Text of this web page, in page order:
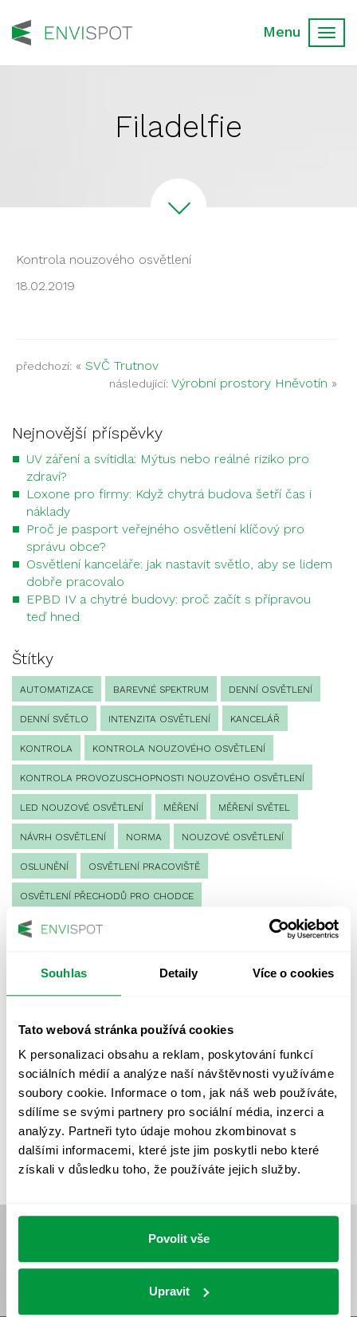
Souhlas Detaily Více o cookies
Tato webová stránka používá cookies
K personalizaci obsahu a reklam, poskytování funkcí
sociálních médií a analýze naší návštěvnosti využíváme
soubory cookie. Informace o tom, jak náš web používáte,
sdílíme se svými partnery pro sociální média, inzerci a
analýzy. Partneři tyto údaje mohou zkombinovat s
dalšími informacemi, které jste jim poskytli nebo které
získali v důsledku toho, že používáte jejich služby.
Povolit vše
Upravit
Filadelfie
Kontrola nouzového osvětlení
18.02.2019
předchozí: « SVČ Trutnov
následující: Výrobní prostory Hněvotín »
Nejnovější příspěvky
UV záření a svítidla: Mýtus nebo reálné riziko pro
zdraví?
Loxone pro firmy: Když chytrá budova šetří čas i
náklady
Proč je pasport veřejného osvětlení klíčový pro
správu obce?
Osvětlení kanceláře: jak nastavit světlo, aby se lidem
dobře pracovalo
EPBD IV a chytré budovy: proč začít s přípravou
teď hned
Štítky
AUTOMATIZACE BAREVNÉ SPEKTRUM DENNÍ OSVĚTLENÍ
DENNÍ SVĚTLO INTENZITA OSVĚTLENÍ KANCELÁŘ
KONTROLA KONTROLA NOUZOVÉHO OSVĚTLENÍ
KONTROLA PROVOZUSCHOPNOSTI NOUZOVÉHO OSVĚTLENÍ
LED NOUZOVÉ OSVĚTLENÍ MĚŘENÍ MĚŘENÍ SVĚTEL
NÁVRH OSVĚTLENÍ NORMA NOUZOVÉ OSVĚTLENÍ
OSLUNĚNÍ OSVĚTLENÍ PRACOVIŠTĚ
OSVĚTLENÍ PŘECHODŮ PRO CHODCE
OSVĚTLENÍ SPORTOVIŠŤ
VÝPOČET OSVĚTLENÍ VÝPOČET ZASTÍNĚNÍ
VÝPOČTY A NÁVRHY
ZKOUŠKY NOUZOVÉHO OSVĚTLENÍ